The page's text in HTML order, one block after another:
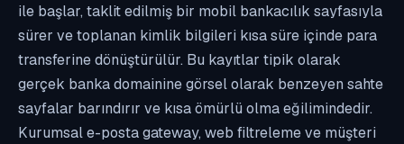
ile başlar, taklit edilmiş bir mobil bankacılık sayfasıyla
sürer ve toplanan kimlik bilgileri kısa süre içinde para
transferine dönüştürülür. Bu kayıtlar tipik olarak
gerçek banka domainine görsel olarak benzeyen sahte
sayfalar barındırır ve kısa ömürlü olma eğilimindedir.
Kurumsal e-posta gateway, web filtreleme ve müşteri